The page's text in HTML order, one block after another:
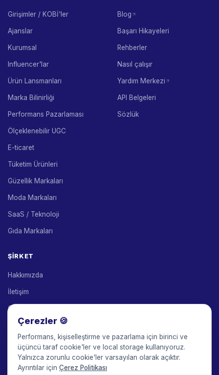
Girişimler / KOBİ'ler
Ajanslar
Kurumsal
Influencer'lar
Ürün Lansmanları
Marka Bilinirliği
Performans Pazarlaması
Ölçeklenebilir UGC
E-ticaret
Tüketim Ürünleri
Güzellik Markaları
Moda Markaları
SaaS / Teknoloji
Gıda Markaları
Blog
Başarı Hikayeleri
Rehberler
Nasıl çalışır
Yardım Merkezi
API Belgeleri
Sözlük
ŞIRKET
Hakkımızda
İletişim
Çözüm Ortakları
Satış Ortaklığı Programı
Fiyatlandırma
Keepface for AI
Çerezler 🍪
Performans, kişiselleştirme ve pazarlama için birinci ve
üçüncü taraf cookie'ler ve local storage kullanıyoruz.
Yalnızca zorunlu cookie'ler varsayılan olarak açıktır.
Ayrıntılar için Çerez Politikası